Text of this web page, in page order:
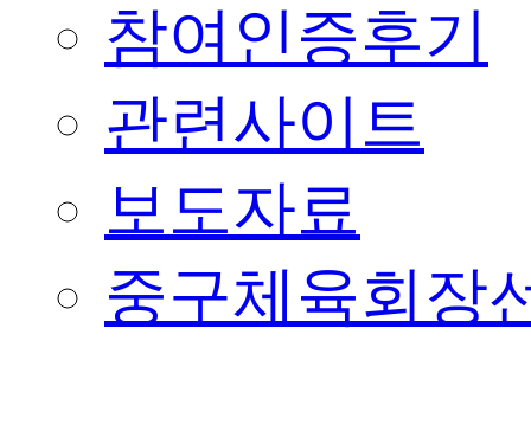
참여인증후기
관련사이트
보도자료
중구체육회장